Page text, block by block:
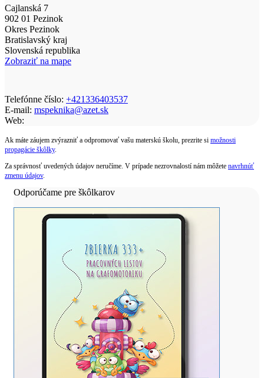
Cajlanská 7
902 01 Pezinok
Okres Pezinok
Bratislavský kraj
Slovenská republika
Zobraziť na mape
Telefónne číslo: +421336403537
E-mail: mspeknika@azet.sk
Web:
Ak máte záujem zvýrazniť a odpromovať vašu materskú školu, prezrite si možnosti
propagácie škôlky.
Za správnosť uvedených údajov neručíme. V prípade nezrovnalostí nám môžete navrhnúť
zmenu údajov.
Odporúčame pre škôlkarov